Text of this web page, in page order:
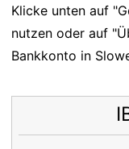
Klicke unten auf
nutzen oder auf
Bankkonto in